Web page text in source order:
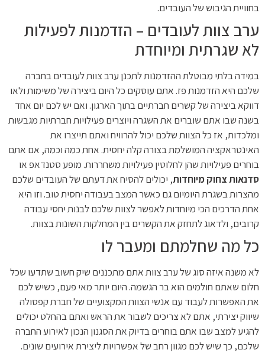
בחוויית הגיבוש של העובדים.
ערב צוות לעובדים – הזדמנות לפעילות
לא שגרתית ומיוחדת
במידה בלתי מבוטלת ההזדמנות לתכנן ערב צוות לעובדים בחברה
שלכם היא הזדמנות פז. אתם עוסקים כל היום ביצירה של משימות ולאו
דווקא ביצירה של קשרים חברתיים בתוך הארגון. ואם יש לכם יום אחד
בשנה שבו אתם שוברים את השגרה ויוצרים פעילויות חברתיות מגבשות
ומלכדות, אז כל הצוות שלכם יכול להרוויח ואתם תייצרו את
האינטראקציה המושלמת בצורה קלה יחסית. אחת כמה וכמה, אם אתם
בוחרים פעילויות שהן לחלוטין פעילויות משחררות. מופע סטנדאפ או
סדנאות צחוק מיוחדות, יכולים להסיח את דעתם של העובדים שלכם
מהצרות בשגרת היומיום גם כאשר המצב בעבודה יחסית טוב. וזו היא
אחת הדרכים הכי מיוחדות לאפשר לצוות שלכם לבנות יחסי עבודה
קרובים, ולדאוג לתחזק את הקשרים בין המחלקות השונות בצוות.
כל מה שחלמתם ומעבר לו
לא משנה איזה סוג של ערב צוות אתם מתכננים שיק חשוב שתדעו שכל
חלום שאתם חולמים הוא בר הגשמה. היום יותר מאי פעם, כשיש לכם
את האפשרות לעבוד עם אנשי הצוות המקצועיים של חברת קפסולה
שיווק יצירתי, אתם לא צריכים לשבור את הראש ואתם בהחלט יכולים
להגיע למצב שבו אתם בוחרים בדיוק את הסגנון הנכון לאירוע החברה
שלכם, כך שיש לכם מגוון רחב של אפשרויות ליצירת אירועים שונים.